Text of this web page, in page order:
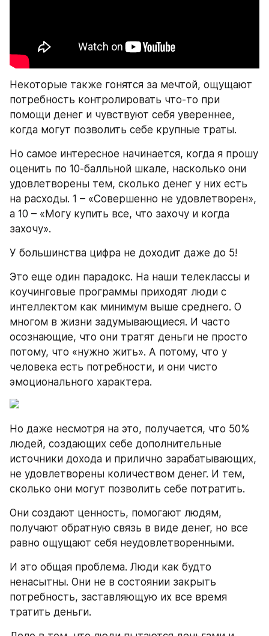
Некоторые также гонятся за мечтой, ощущают
потребность контролировать что-то при
помощи денег и чувствуют себя увереннее,
когда могут позволить себе крупные траты.
Но самое интересное начинается, когда я прошу
оценить по 10-балльной шкале, насколько они
удовлетворены тем, сколько денег у них есть
на расходы. 1 – «Совершенно не удовлетворен»,
а 10 – «Могу купить все, что захочу и когда
захочу».
У большинства цифра не доходит даже до 5!
Это еще один парадокс. На наши телеклассы и
коучинговые программы приходят люди с
интеллектом как минимум выше среднего. О
многом в жизни задумывающиеся. И часто
осознающие, что они тратят деньги не просто
потому, что «нужно жить». А потому, что у
человека есть потребности, и они чисто
эмоционального характера.
Но даже несмотря на это, получается, что 50%
людей, создающих себе дополнительные
источники дохода и прилично зарабатывающих,
не удовлетворены количеством денег. И тем,
сколько они могут позволить себе потратить.
Они создают ценность, помогают людям,
получают обратную связь в виде денег, но все
равно ощущают себя неудовлетворенными.
И это общая проблема. Люди как будто
ненасытны. Они не в состоянии закрыть
потребность, заставляющую их все время
тратить деньги.